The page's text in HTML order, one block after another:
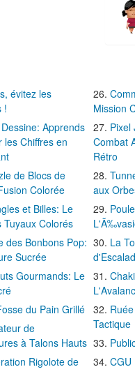
évitez les
!
Apprends
les Chiffres en
de Blocs de
Colorée
et Billes: Le
Tuyaux Colorés
des Bonbons Pop:
Sucrée
Gourmands: Le
du Pain Grillé
de
à Talons Hauts
Rigolote de
Mission
Pixel
Combat
Rétro
aux
La
Tactique
CGU